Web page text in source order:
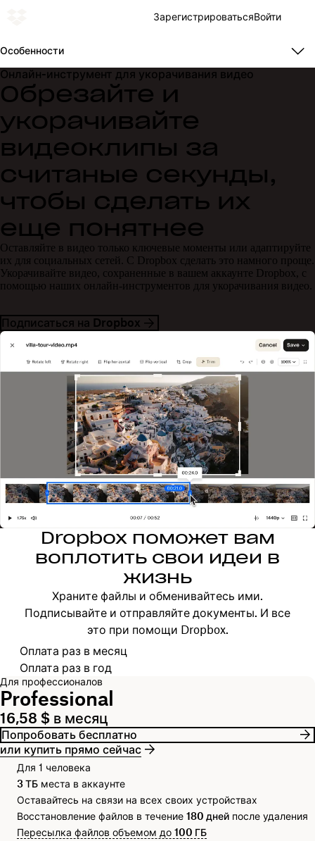
ЗарегистрироватьсяВойти
Особенности
Онлайн-инструмент для укорачивания видео
Обрезайте и
укорачивайте
видеоклипы за
считаные секунды,
чтобы сделать их
еще понятнее
Оставляйте в видео только ключевые моменты или адаптируйте
их для социальных сетей. С Dropbox сделать это намного проще.
Укорачивайте видео, сохраненные в вашем аккаунте Dropbox, с
помощью наших онлайн-инструментов для укорачивания видео.
Подписаться на Dropbox
Dropbox поможет вам
воплотить свои идеи в
жизнь
Храните файлы и обменивайтесь ими.
Подписывайте и отправляйте документы. И все
это при помощи Dropbox.
Выберите платежный цикл
Оплата раз в месяц
Оплата раз в год
Для профессионалов
Professional
16,58 $ в месяц
Попробовать бесплатно
или купить прямо сейчас
Для 1 человека
3 ТБ места в аккаунте
Оставайтесь на связи на всех своих устройствах
Восстановление файлов в течение 180 дней после удаления
Пересылка файлов объемом до 100 ГБ